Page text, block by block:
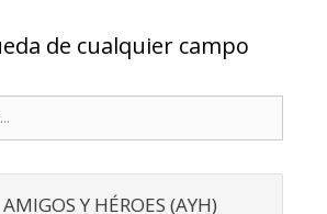
de cualquier campo
AMIGOS Y HÉROES (AYH)